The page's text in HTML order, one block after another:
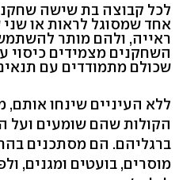
לכל קבוצה בת שישה
אחד שמסוגל לראות או
ראייה, ולהם מותר
השחקנים מצמידים כיסוי
שכולם מתמודדים עם
ללא העיניים שינחו
הקולות שהם שומעים ועל
ברגליהם. הם מסתכנים
מוסרים, בועטים ומגנים,